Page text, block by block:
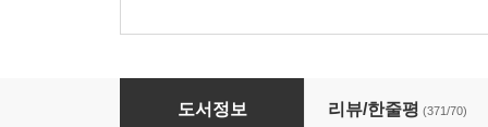
도서정보 리뷰/한줄평 (371/70)